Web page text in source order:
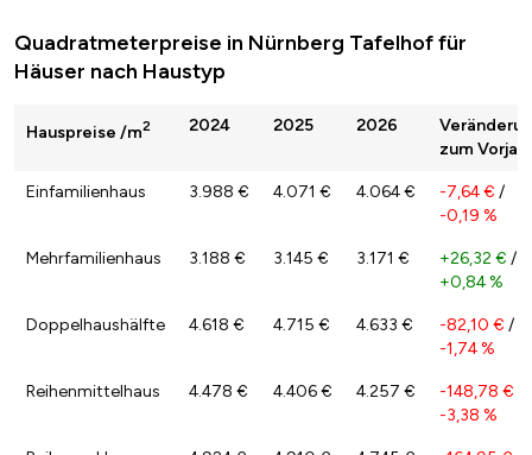
Quadratmeterpreise in Nürnberg Tafelhof für
Häuser nach Haustyp
Hauspreise /m2 2024 2025 2026
zum Vorjahr
Einfamilienhaus 3.988 € 4.071 € 4.064 € -7,64 € /
-0,19 %
Mehrfamilienhaus 3.188 € 3.145 € 3.171 € +26,32 € /
+0,84 %
Doppelhaushälfte 4.618 € 4.715 € 4.633 € -82,10 € /
-1,74 %
Reihenmittelhaus 4.478 € 4.406 € 4.257 € -148,78 €
-3,38 %